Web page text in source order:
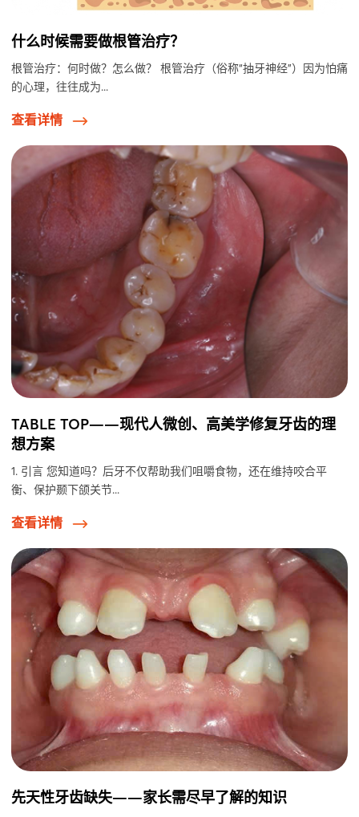
什么时候需要做根管治疗？
根管治疗：何时做？怎么做？ 根管治疗（俗称“抽牙神经”）因为怕痛
的心理，往往成为...
查看详情
TABLE TOP——现代人微创、高美学修复牙齿的理
想方案
1. 引言 您知道吗？后牙不仅帮助我们咀嚼食物，还在维持咬合平
衡、保护颞下颌关节...
查看详情
先天性牙齿缺失——家长需尽早了解的知识